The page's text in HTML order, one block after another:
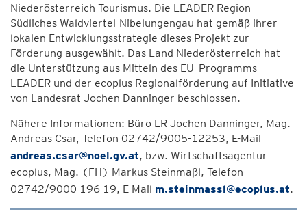
Niederösterreich Tourismus. Die LEADER Region
Südliches Waldviertel-Nibelungengau hat gemäß ihrer
lokalen Entwicklungsstrategie dieses Projekt zur
Förderung ausgewählt. Das Land Niederösterreich hat
die Unterstützung aus Mitteln des EU–Programms
LEADER und der ecoplus Regionalförderung auf Initiative
von Landesrat Jochen Danninger beschlossen.
Nähere Informationen: Büro LR Jochen Danninger, Mag.
Andreas Csar, Telefon 02742/9005-12253, E-Mail
andreas.csar@noel.gv.at, bzw. Wirtschaftsagentur
ecoplus, Mag. (FH) Markus Steinmaßl, Telefon
02742/9000 196 19, E-Mail m.steinmassl@ecoplus.at.